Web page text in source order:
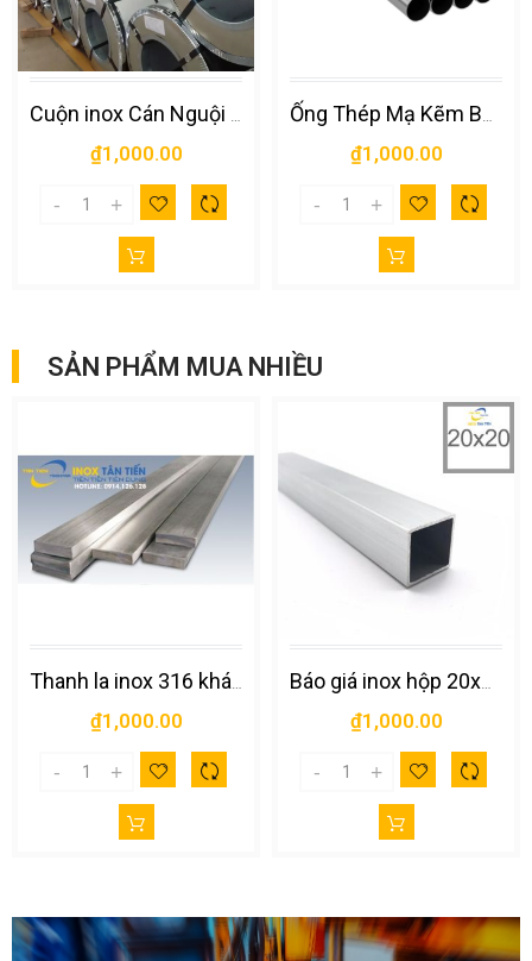
Cuộn inox Cán Nguội Chất Lượng Cao 0.3mm
₫1,000.00
Ống Thép Mạ Kẽm Bằng Sắt Liền Mạch Chất Lượng Cao
₫1,000.00
SẢN PHẨM MUA NHIỀU
Thanh la inox 316 kháng ăn mòn, hoen gỉ vượt trội
₫1,000.00
Báo giá inox hộp 20x20 mới nhất hiện nay
₫1,000.00